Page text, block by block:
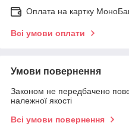
Оплата на картку
Всі умови оплати
Умови повернення
Законом не передбачено
належної якості
Всі умови повернення